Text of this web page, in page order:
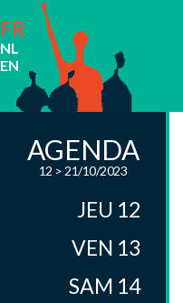
FR
NL
EN
AGENDA
12 > 21/10/2023
JEU 12
VEN 13
SAM 14